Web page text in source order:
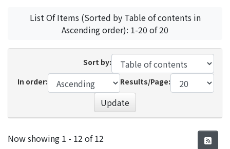
List Of Items (Sorted by Table of contents in
Ascending order): 1-20 of 20
Sort by:
In order:
Results/Page:
Update
Recent Submissions
Now showing 1 - 12 of 12